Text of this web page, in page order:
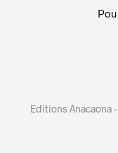
Editions Anacaona